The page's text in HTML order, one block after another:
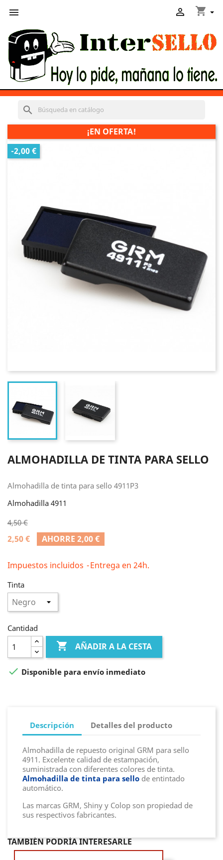
 shopping_cart

search
¡EN OFERTA!
-2,00 €
ALMOHADILLA DE TINTA PARA SELLO
Almohadilla de tinta para sello 4911P3
Almohadilla 4911
4,50 €
2,50 € AHORRE 2,00 €
Impuestos incluidos Entrega en 24h.
Tinta
Cantidad
 AÑADIR A LA CESTA
 Disponible para envío inmediato
Descripción Detalles del producto
Almohadilla de repuesto original GRM para sello
4911. Excelente calidad de estampación,
suministrada con diferentes colores de tinta.
Almohadilla de tinta para sello de entintado
automático.
Las marcas GRM, Shiny y Colop son propiedad de
sus respectivos fabricantes.
TAMBIÉN PODRÍA INTERESARLE